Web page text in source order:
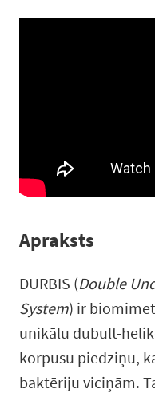
Apraksts
DURBIS (Double
System) ir
unikālu dubult-
korpusu piedziņu,
baktēriju viciņām.